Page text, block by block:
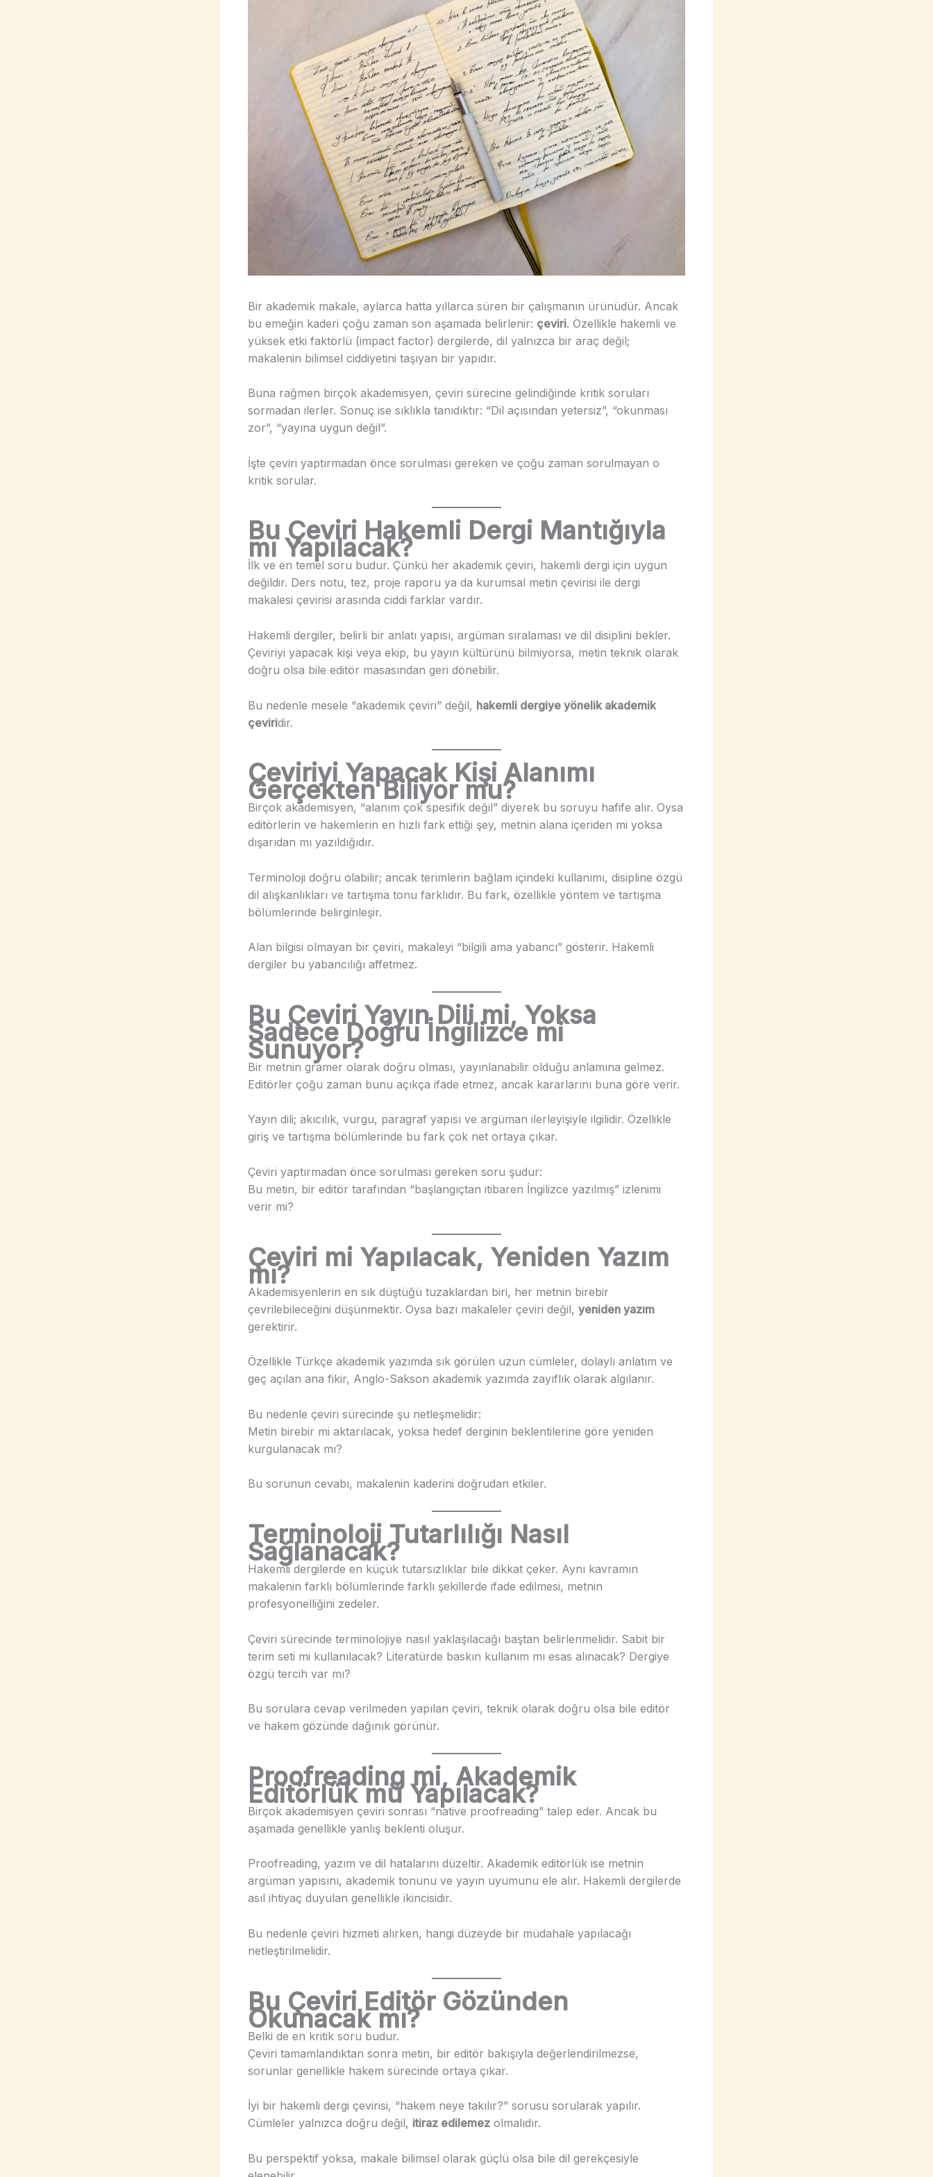
Bir akademik makale, aylarca hatta yıllarca süren bir çalışmanın ürünüdür. Ancak
bu emeğin kaderi çoğu zaman son aşamada belirlenir: çeviri. Özellikle hakemli ve
yüksek etki faktörlü (impact factor) dergilerde, dil yalnızca bir araç değil;
makalenin bilimsel ciddiyetini taşıyan bir yapıdır.
Buna rağmen birçok akademisyen, çeviri sürecine gelindiğinde kritik soruları
sormadan ilerler. Sonuç ise sıklıkla tanıdıktır: “Dil açısından yetersiz”, “okunması
zor”, “yayına uygun değil”.
İşte çeviri yaptırmadan önce sorulması gereken ve çoğu zaman sorulmayan o
kritik sorular.
Bu Çeviri Hakemli Dergi Mantığıyla
mı Yapılacak?
İlk ve en temel soru budur. Çünkü her akademik çeviri, hakemli dergi için uygun
değildir. Ders notu, tez, proje raporu ya da kurumsal metin çevirisi ile dergi
makalesi çevirisi arasında ciddi farklar vardır.
Hakemli dergiler, belirli bir anlatı yapısı, argüman sıralaması ve dil disiplini bekler.
Çeviriyi yapacak kişi veya ekip, bu yayın kültürünü bilmiyorsa, metin teknik olarak
doğru olsa bile editör masasından geri dönebilir.
Bu nedenle mesele “akademik çeviri” değil, hakemli dergiye yönelik akademik
çeviridir.
Çeviriyi Yapacak Kişi Alanımı
Gerçekten Biliyor mu?
Birçok akademisyen, “alanım çok spesifik değil” diyerek bu soruyu hafife alır. Oysa
editörlerin ve hakemlerin en hızlı fark ettiği şey, metnin alana içeriden mi yoksa
dışarıdan mı yazıldığıdır.
Terminoloji doğru olabilir; ancak terimlerin bağlam içindeki kullanımı, disipline özgü
dil alışkanlıkları ve tartışma tonu farklıdır. Bu fark, özellikle yöntem ve tartışma
bölümlerinde belirginleşir.
Alan bilgisi olmayan bir çeviri, makaleyi “bilgili ama yabancı” gösterir. Hakemli
dergiler bu yabancılığı affetmez.
Bu Çeviri Yayın Dili mi, Yoksa
Sadece Doğru İngilizce mi
Sunuyor?
Bir metnin gramer olarak doğru olması, yayınlanabilir olduğu anlamına gelmez.
Editörler çoğu zaman bunu açıkça ifade etmez, ancak kararlarını buna göre verir.
Yayın dili; akıcılık, vurgu, paragraf yapısı ve argüman ilerleyişiyle ilgilidir. Özellikle
giriş ve tartışma bölümlerinde bu fark çok net ortaya çıkar.
Çeviri yaptırmadan önce sorulması gereken soru şudur:
Bu metin, bir editör tarafından “başlangıçtan itibaren İngilizce yazılmış” izlenimi
verir mi?
Çeviri mi Yapılacak, Yeniden Yazım
mı?
Akademisyenlerin en sık düştüğü tuzaklardan biri, her metnin birebir
çevrilebileceğini düşünmektir. Oysa bazı makaleler çeviri değil, yeniden yazım
gerektirir.
Özellikle Türkçe akademik yazımda sık görülen uzun cümleler, dolaylı anlatım ve
geç açılan ana fikir, Anglo-Sakson akademik yazımda zayıflık olarak algılanır.
Bu nedenle çeviri sürecinde şu netleşmelidir:
Metin birebir mi aktarılacak, yoksa hedef derginin beklentilerine göre yeniden
kurgulanacak mı?
Bu sorunun cevabı, makalenin kaderini doğrudan etkiler.
Terminoloji Tutarlılığı Nasıl
Sağlanacak?
Hakemli dergilerde en küçük tutarsızlıklar bile dikkat çeker. Aynı kavramın
makalenin farklı bölümlerinde farklı şekillerde ifade edilmesi, metnin
profesyonelliğini zedeler.
Çeviri sürecinde terminolojiye nasıl yaklaşılacağı baştan belirlenmelidir. Sabit bir
terim seti mi kullanılacak? Literatürde baskın kullanım mı esas alınacak? Dergiye
özgü tercih var mı?
Bu sorulara cevap verilmeden yapılan çeviri, teknik olarak doğru olsa bile editör
ve hakem gözünde dağınık görünür.
Proofreading mi, Akademik
Editörlük mü Yapılacak?
Birçok akademisyen çeviri sonrası “native proofreading” talep eder. Ancak bu
aşamada genellikle yanlış beklenti oluşur.
Proofreading, yazım ve dil hatalarını düzeltir. Akademik editörlük ise metnin
argüman yapısını, akademik tonunu ve yayın uyumunu ele alır. Hakemli dergilerde
asıl ihtiyaç duyulan genellikle ikincisidir.
Bu nedenle çeviri hizmeti alırken, hangi düzeyde bir müdahale yapılacağı
netleştirilmelidir.
Bu Çeviri Editör Gözünden
Okunacak mı?
Belki de en kritik soru budur.
Çeviri tamamlandıktan sonra metin, bir editör bakışıyla değerlendirilmezse,
sorunlar genellikle hakem sürecinde ortaya çıkar.
İyi bir hakemli dergi çevirisi, “hakem neye takılır?” sorusu sorularak yapılır.
Cümleler yalnızca doğru değil, itiraz edilemez olmalıdır.
Bu perspektif yoksa, makale bilimsel olarak güçlü olsa bile dil gerekçesiyle